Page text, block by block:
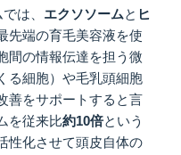
は、 エクソソームと ヒ
先端の育毛美容液を使
間の情報伝達を担う微
る細胞）や毛乳頭細胞
善をサポートすると言
を従来比約10倍という
性化させて頭皮自体の